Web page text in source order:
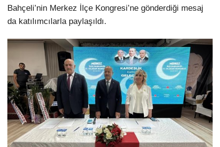
Bahçeli’nin Merkez İlçe Kongresi’ne gönderdiği mesaj
da katılımcılarla paylaşıldı.